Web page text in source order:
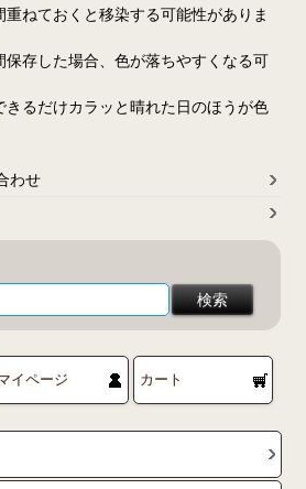
ねておくと移染する可能性がありま
保存した場合、色が落ちやすくなる可
きるだけカラッと晴れた日のほうが色
わせ
イページ カート